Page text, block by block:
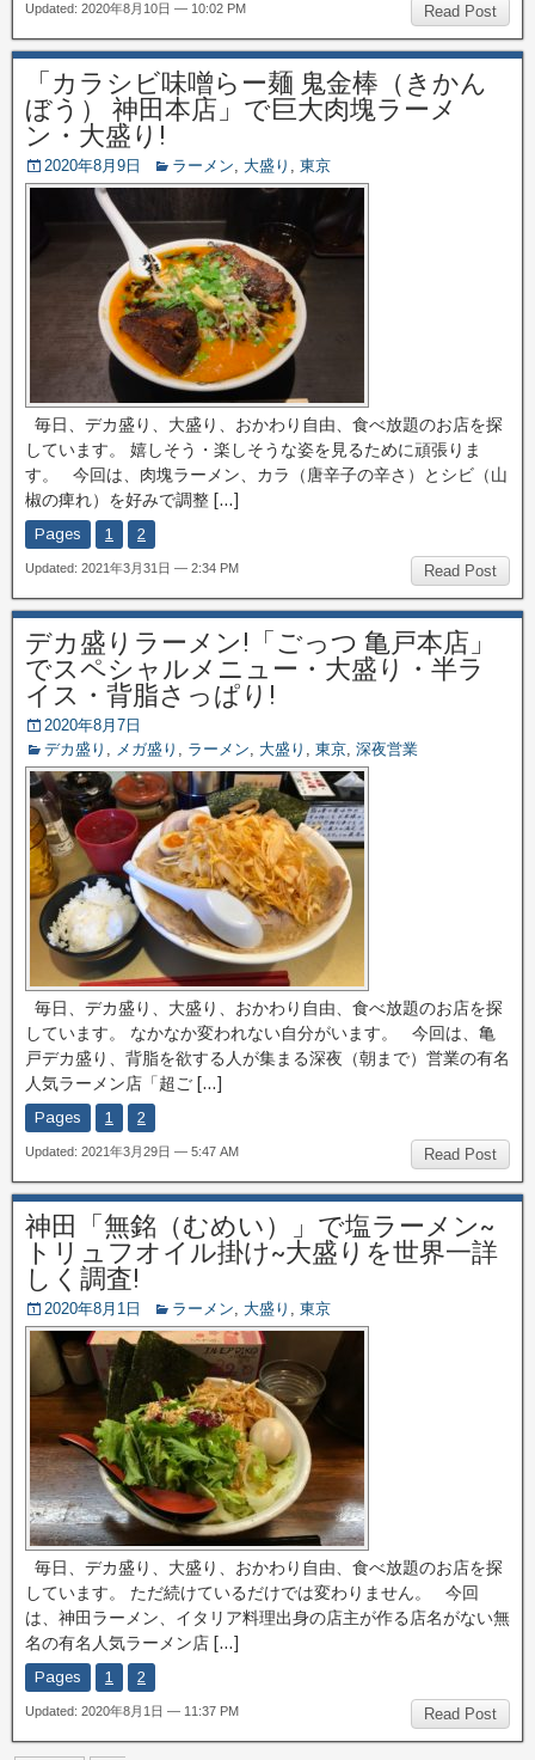
Read Post
Updated: 2020年8月10日 — 10:02 PM
「カラシビ味噌らー麺 鬼金棒（きかん
ぼう） 神田本店」で巨大肉塊ラーメ
ン・大盛り!
2020年8月9日 ラーメン, 大盛り , 東京
毎日、デカ盛り、大盛り、おかわり自由、食べ放題のお店を探
しています。 嬉しそう・楽しそうな姿を見るために頑張りま
す。 今回は、肉塊ラーメン、カラ（唐辛子の辛さ）とシビ（山
椒の痺れ）を好みで調整 […]
Pages 1 2
Read Post
Updated: 2021年3月31日 — 2:34 PM
デカ盛りラーメン!「ごっつ 亀戸本店」
でスペシャルメニュー・大盛り・半ラ
イス・背脂さっぱり!
2020年8月7日
デカ盛り , メガ盛り , ラーメン, 大盛り , 東京, 深夜営業
毎日、デカ盛り、大盛り、おかわり自由、食べ放題のお店を探
しています。 なかなか変われない自分がいます。 今回は、亀
戸デカ盛り、背脂を欲する人が集まる深夜（朝まで）営業の有名
人気ラーメン店「超ご […]
Pages 1 2
Read Post
Updated: 2021年3月29日 — 5:47 AM
神田「無銘（むめい）」で塩ラーメン~
トリュフオイル掛け~大盛りを世界一詳
しく調査!
2020年8月1日 ラーメン, 大盛り , 東京
毎日、デカ盛り、大盛り、おかわり自由、食べ放題のお店を探
しています。 ただ続けているだけでは変わりません。 今回
は、神田ラーメン、イタリア料理出身の店主が作る店名がない無
名の有名人気ラーメン店 […]
Pages 1 2
Read Post
Updated: 2020年8月1日 — 11:37 PM